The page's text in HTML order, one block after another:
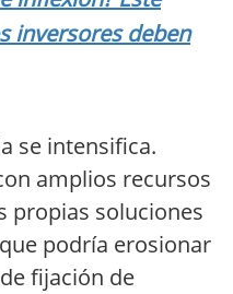
inversores deben
se intensifica.
amplios recursos
propias soluciones
podría erosionar
fijación de